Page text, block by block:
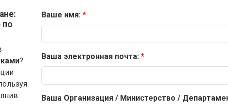
по
?
Ваше имя:
Ваша электронная почта:
Ваша Организация / Министерство /